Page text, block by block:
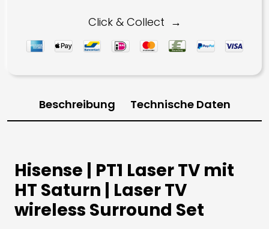
Click & Collect
Beschreibung Technische Daten
Hisense | PT1 Laser TV mit
HT Saturn | Laser TV
wireless Surround Set